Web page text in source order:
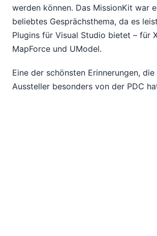
werden können. Das MissionKit war
beliebtes Gesprächsthema, da es
Plugins für Visual Studio bietet – für
MapForce und UModel.
Eine der schönsten Erinnerungen,
Aussteller besonders von der PDC